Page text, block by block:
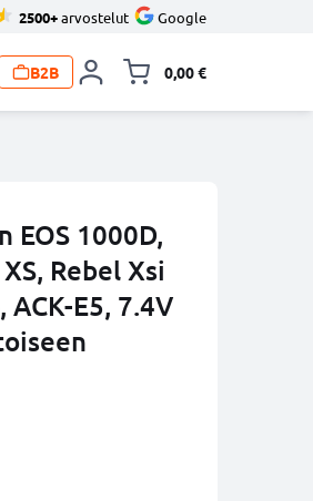
2500+arvostelut Google
B2B 0,00 €
EOS 1000D,
Rebel Xsi
ACK-E5, 7.4V